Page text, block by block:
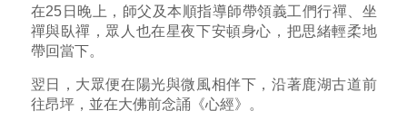
在25日晚上，師父及本順指導師帶領義工們行禪、坐
禪與臥禪，眾人也在星夜下安頓身心，把思緒輕柔地
帶回當下。
翌日，大眾便在陽光與微風相伴下，沿著鹿湖古道前
往昂坪，並在大佛前念誦《心經》。